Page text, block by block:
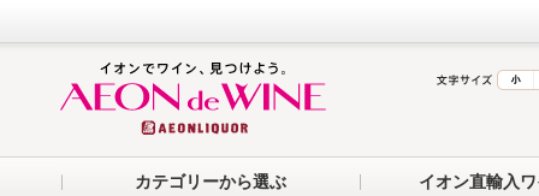
カテゴリーから選ぶ イオン直輸入